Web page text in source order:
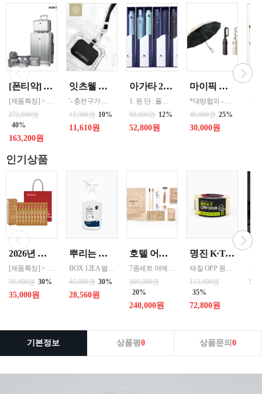
[폰티악] 테스 메탈PC 여행용캐리어24인치 +레디백+파우치5종 [제품구성] > 화물용(24인치), 레디백(14인치), 파우치5종 [제품사양] > 재질: 캐
272,000원
40%
163,200원
잇츠웰 크로스바디 폰스트랩
12,900원 10%
11,610원
아가타 23단 팬던트 슬림암막 우양산 세트 (UV코팅) 4가지색상 선택
60,000원 12%
52,800원
마이픽 로웰 이지버클 완자동 양우산 /화이트 / 블랙 선택
40,000원 25%
30,000원
인기상품
2026년 설명절 선물세트 [정관장] 홍삼기보데일리스틱 10ml*10포
[제품특징] > 120여 년 노하우로 재배된 6년근 홍과 제조기술로 추출 > 100% 계약재배를 통한 6년근 인삼 > 430여 가지의까다로운 품질 검사 > 액상형 농축액으로 음용이 쉬움 [제품성분] > 덱스트린, 정제수, 홍삼농축액(6년근, 고형분 64%, 홍삼성분 70mg/g 이상, 국산) 6.5%, 녹용추출액(뉴질랜드산), 식물혼합농축액(작약
50,000원 30%
35,000원
뿌리는 락스세제(욕실용) 1,000ml 12개 한박스단위 판매
BOX 12EA 팔레트 0.0123 원산지 한국 BARCODE 8809367760815
40,800원 30%
28,560원
호텔 어메니티 여행용 세면도구 50세트 대박스로만 판매 친환경 트레블세트 해외여행준비물 여행세트 일회용세면도구 어메니티세트
7종세트 어메니티 단체
300,000원
20%
240,000원
명진 K·T OPP테이프 80M(투명) 48mmx80M 50개 한박스단위 판매
재질 OPP 원산지 한국 BARCODE 8809357185789
112,000원
35%
72,800원
기본정보 상품평0 상품문의0